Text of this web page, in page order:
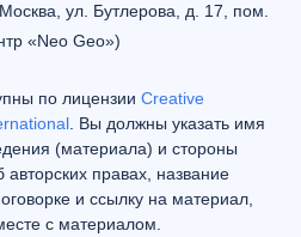
ул. Бутлерова, д. 17, пом.
«Neo Geo»)
по лицензии Creative
. Вы должны указать имя
(материала) и стороны
правах, название
и ссылку на материал,
с материалом.